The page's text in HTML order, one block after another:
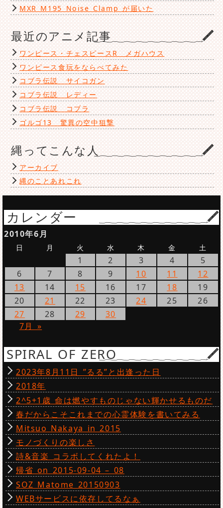
MXR M195 Noise Clamp が届いた
最近のアニメ記事
ワンピース・チェスピースR メガハウス
ワンピース食玩をならべてみた
コブラ伝説 サイコガン
コブラ伝説 レディー
コブラ伝説 コブラ
ゴルゴ13 驚異の空中狙撃
縄ってこんな人
アーカイブ
縄のことあれこれ
カレンダー
2010年6月
日 月 火 水 木 金 土
1 2 3 4
5
6
7 8 9 10 11
12
13
14 15 16 17 18
19
20
21 22 23 24 25
26
27
28 29
30
7月 »
SPIRAL OF ZERO
2023年8月11日 ”るる”と出逢った日
2018年
2^5+1歳 命は燃やすものじゃない輝かせるものだ
春だからこそこれまでの心霊体験を書いてみる
Mitsuo Nakaya in 2015
モノづくりの楽しさ
詩&音楽 コラボしてくれたよ！
帰省 on 2015-09-04 – 08
SOZ Matome 20150903
WEBサービスに依存してるなぁ